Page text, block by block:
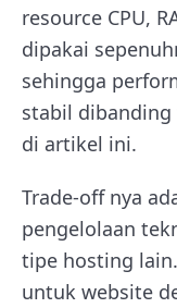
resource CPU,
dipakai
sehingga
stabil
di artikel ini.
Trade-off nya
pengelolaan
tipe hosting
untuk website